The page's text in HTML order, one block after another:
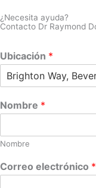
¿Necesita ayuda?
Contacto Dr Raymond
Ubicación *
Nombre *
Nombre
Correo electrónico *